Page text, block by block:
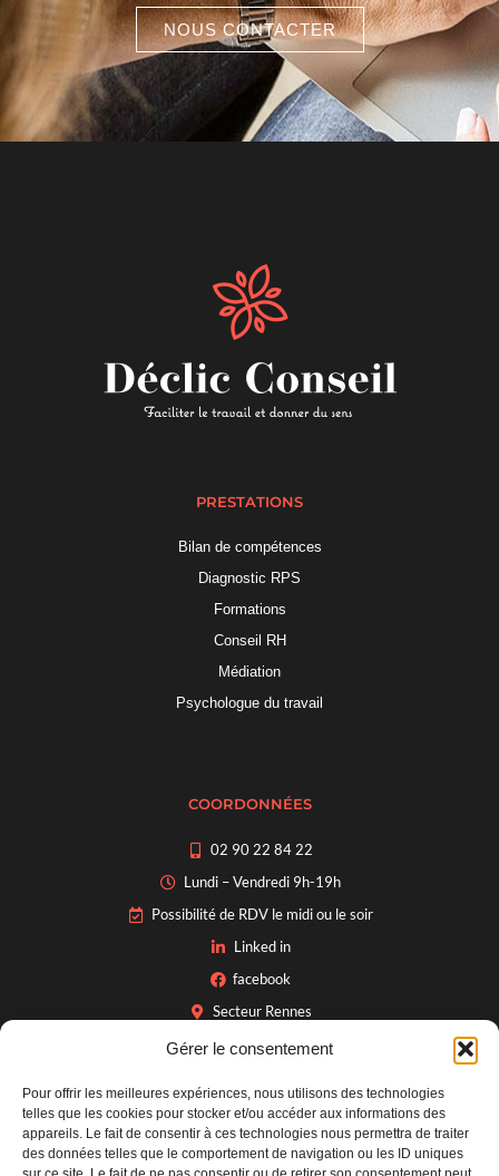
Gérer le consentement
Pour offrir les meilleures expériences, nous utilisons des technologies
telles que les cookies pour stocker et/ou accéder aux informations des
appareils. Le fait de consentir à ces technologies nous permettra de traiter
des données telles que le comportement de navigation ou les ID uniques
NOUS CONTACTER
PRESTATIONS
Bilan de compétences
Diagnostic RPS
Formations
Conseil RH
Médiation
Psychologue du travail
COORDONNÉES
02 90 22 84 22
Lundi – Vendredi 9h-19h
Possibilité de RDV le midi ou le soir
Linked in
facebook
Secteur Rennes
INFOS PRATIQUES
Contact